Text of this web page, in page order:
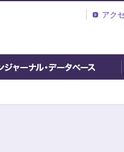
アク